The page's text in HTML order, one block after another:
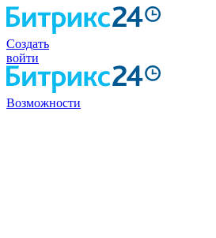
Создать
войти
Возможности